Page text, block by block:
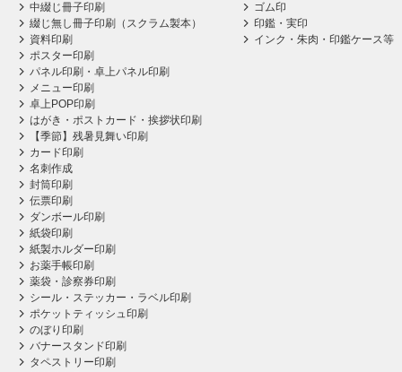
中綴じ冊子印刷
綴じ無し冊子印刷（スクラム製本）
資料印刷
ポスター印刷
パネル印刷・卓上パネル印刷
メニュー印刷
卓上POP印刷
はがき・ポストカード・挨拶状印刷
【季節】残暑見舞い印刷
カード印刷
名刺作成
封筒印刷
伝票印刷
ダンボール印刷
紙袋印刷
紙製ホルダー印刷
お薬手帳印刷
薬袋・診察券印刷
シール・ステッカー・ラベル印刷
ポケットティッシュ印刷
のぼり印刷
バナースタンド印刷
タペストリー印刷
ゴム印
印鑑・実印
インク・朱肉・印鑑ケース等